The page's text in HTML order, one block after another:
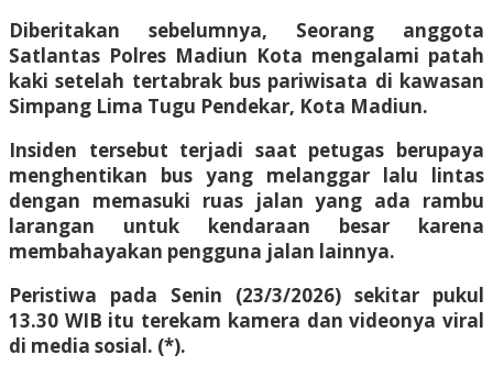
Diberitakan sebelumnya, Seorang anggota
Satlantas Polres Madiun Kota mengalami patah
kaki setelah tertabrak bus pariwisata di kawasan
Simpang Lima Tugu Pendekar, Kota Madiun.
Insiden tersebut terjadi saat petugas berupaya
menghentikan bus yang melanggar lalu lintas
dengan memasuki ruas jalan yang ada rambu
larangan untuk kendaraan besar karena
membahayakan pengguna jalan lainnya.
Peristiwa pada Senin (23/3/2026) sekitar pukul
13.30 WIB itu terekam kamera dan videonya viral
di media sosial. (*).